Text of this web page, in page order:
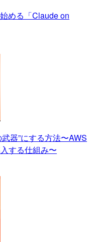
める「Claude on
器”にする方法〜AWS
する仕組み〜